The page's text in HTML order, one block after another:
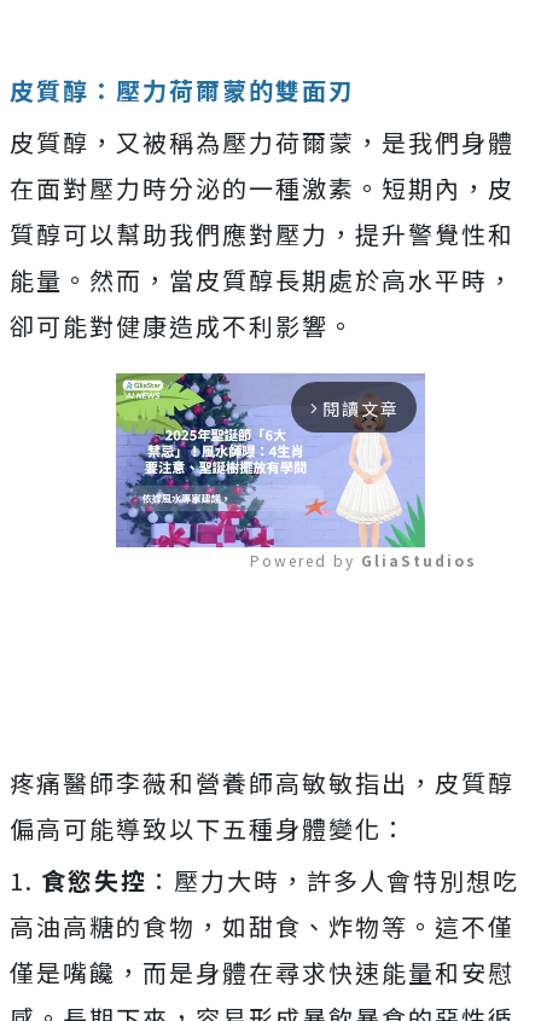
皮質醇：壓力荷爾蒙的雙面刃
皮質醇，又被稱為壓力荷爾蒙，是我們身體
在面對壓力時分泌的一種激素。短期內，皮
質醇可以幫助我們應對壓力，提升警覺性和
能量。然而，當皮質醇長期處於高水平時，
卻可能對健康造成不利影響。
arrow_forward_ios 閱讀文章
Powered by GliaStudios
疼痛醫師李薇和營養師高敏敏指出，皮質醇
偏高可能導致以下五種身體變化：
1. 食慾失控 ：壓力大時，許多人會特別想吃
高油高糖的食物，如甜食、炸物等。這不僅
僅是嘴饞，而是身體在尋求快速能量和安慰